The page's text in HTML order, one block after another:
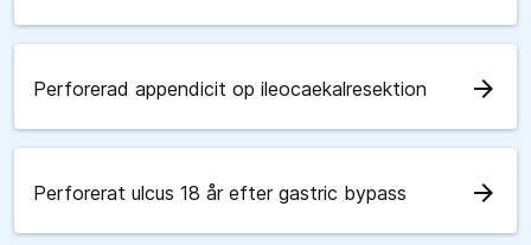
Perforerad appendicit op ileocaekalresektion arrow_forward
Perforerat ulcus 18 år efter gastric bypass arrow_forward